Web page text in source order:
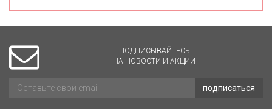
ПОДПИСЫВАЙТЕСЬ
НА НОВОСТИ И АКЦИИ
подписаться